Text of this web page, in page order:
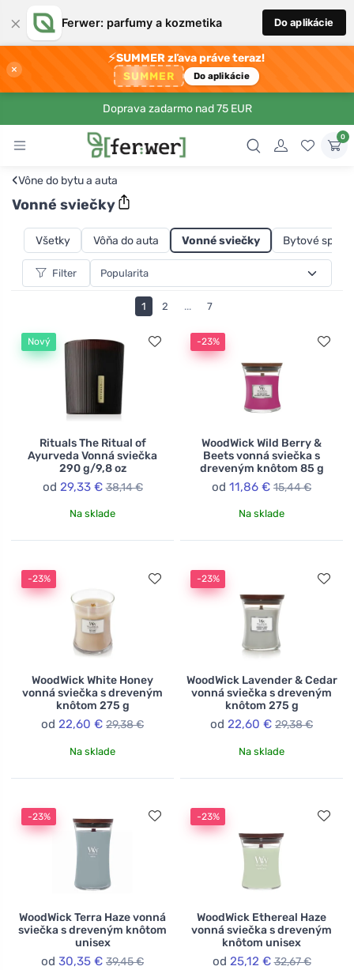
× Ferwer: parfumy a kozmetika Do aplikácie
×
⚡SUMMER zľava práve teraz!
SUMMER Do aplikácie
Doprava zadarmo nad 75 EUR
0
‹Vône do bytu a auta
Vonné sviečky
Všetky Vôňa do auta Vonné sviečky Bytové
Filter
1 2 ... 7
Nový
Rituals The Ritual of
Ayurveda Vonná sviečka
290 g/9,8 oz
od 29,33 € 38,14 €
Na sklade
-23%
WoodWick Wild Berry &
Beets vonná sviečka s
dreveným knôtom 85 g
od 11,86 € 15,44 €
Na sklade
-23%
WoodWick White Honey
vonná sviečka s dreveným
knôtom 275 g
od 22,60 € 29,38 €
Na sklade
-23%
WoodWick Lavender & Cedar
vonná sviečka s dreveným
knôtom 275 g
od 22,60 € 29,38 €
Na sklade
-23%
WoodWick Terra Haze vonná
sviečka s dreveným knôtom
unisex
od 30,35 € 39,45 €
-23%
WoodWick Ethereal Haze
vonná sviečka s dreveným
knôtom unisex
od 25,12 € 32,67 €